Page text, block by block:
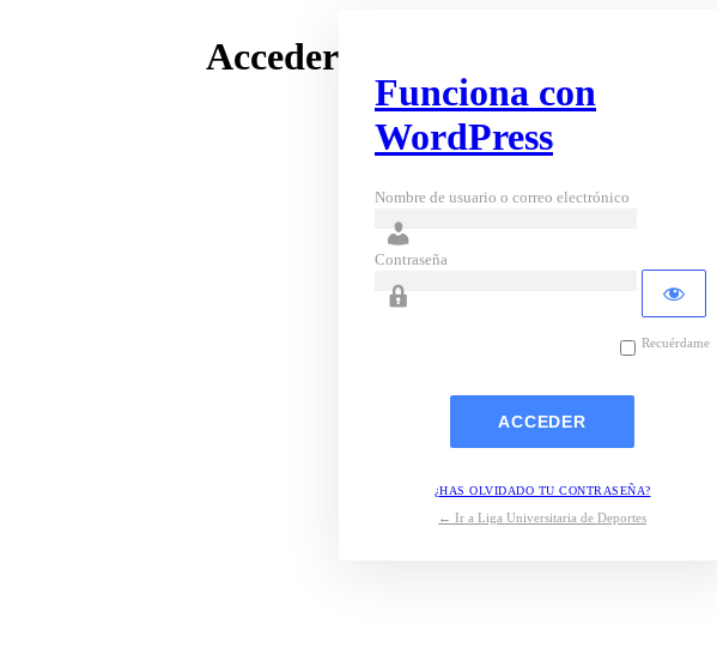
Acceder
Funciona con
WordPress
Nombre de usuario o correo electrónico
Contraseña
Recuérdame
¿HAS OLVIDADO TU CONTRASEÑA?
← Ir a Liga Universitaria de Deportes